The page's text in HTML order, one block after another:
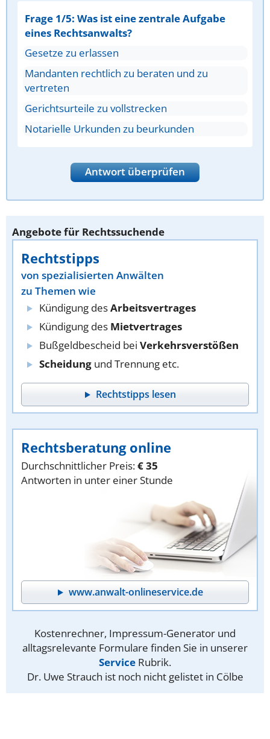
Frage 1/5: Was ist eine zentrale Aufgabe
eines Rechtsanwalts?
Gesetze zu erlassen
Mandanten rechtlich zu beraten und zu
vertreten
Gerichtsurteile zu vollstrecken
Notarielle Urkunden zu beurkunden
Antwort überprüfen
Angebote für Rechtssuchende
Rechtstipps
von spezialisierten Anwälten
zu Themen wie
Kündigung desArbeitsvertrages
Kündigung des Mietvertrages
Bußgeldbescheid bei Verkehrsverstößen
Scheidung und Trennung etc.
Rechtstipps lesen
Rechtsberatung online
Durchschnittlicher Preis:€ 35
Antworten in unter einer Stunde
www.anwalt-onlineservice.de
Kostenrechner, Impressum-Generator und
alltagsrelevante Formulare finden Sie in unserer
Service Rubrik.
Dr. Uwe Strauch ist noch nicht gelistet in Cölbe